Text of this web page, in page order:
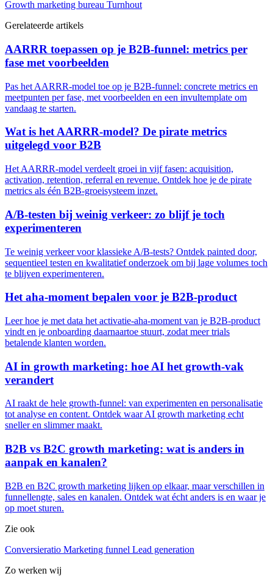
Growth marketing bureau Turnhout
Gerelateerde artikels
AARRR toepassen op je B2B-funnel: metrics per
fase met voorbeelden
Pas het AARRR-model toe op je B2B-funnel: concrete metrics en
meetpunten per fase, met voorbeelden en een invultemplate om
vandaag te starten.
Wat is het AARRR-model? De pirate metrics
uitgelegd voor B2B
Het AARRR-model verdeelt groei in vijf fasen: acquisition,
activation, retention, referral en revenue. Ontdek hoe je de pirate
metrics als één B2B-groeisysteem inzet.
A/B-testen bij weinig verkeer: zo blijf je toch
experimenteren
Te weinig verkeer voor klassieke A/B-tests? Ontdek painted door,
sequentieel testen en kwalitatief onderzoek om bij lage volumes toch
te blijven experimenteren.
Het aha-moment bepalen voor je B2B-product
Leer hoe je met data het activatie-aha-moment van je B2B-product
vindt en je onboarding daarnaartoe stuurt, zodat meer trials
betalende klanten worden.
AI in growth marketing: hoe AI het growth-vak
verandert
AI raakt de hele growth-funnel: van experimenten en personalisatie
tot analyse en content. Ontdek waar AI growth marketing echt
sneller en slimmer maakt.
B2B vs B2C growth marketing: wat is anders in
aanpak en kanalen?
B2B en B2C growth marketing lijken op elkaar, maar verschillen in
funnellengte, sales en kanalen. Ontdek wat écht anders is en waar je
op moet sturen.
Zie ook
Conversieratio Marketing funnel Lead generation
Zo werken wij